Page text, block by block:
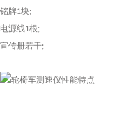
铭牌1块;
电源线1根;
宣传册若干;